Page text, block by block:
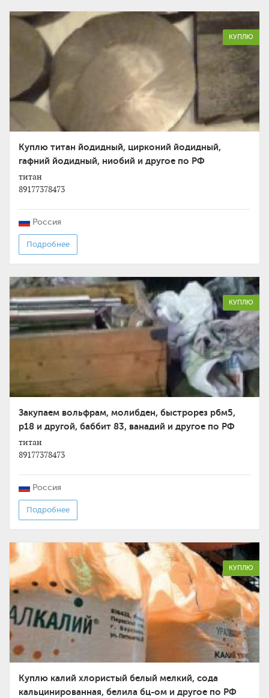
КУПЛЮ
Куплю титан йодидный, цирконий йодидный,
гафний йодидный, ниобий и другое по РФ
титан
89177378473
Россия
Подробнее
КУПЛЮ
Закупаем вольфрам, молибден, быстрорез р6м5,
р18 и другой, баббит 83, ванадий и другое по РФ
титан
89177378473
Россия
Подробнее
КУПЛЮ
Куплю калий хлористый белый мелкий, сода
кальцинированная, белила бц-ом и другое по РФ